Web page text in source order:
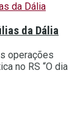
da Dália
operações
no RS “O dia